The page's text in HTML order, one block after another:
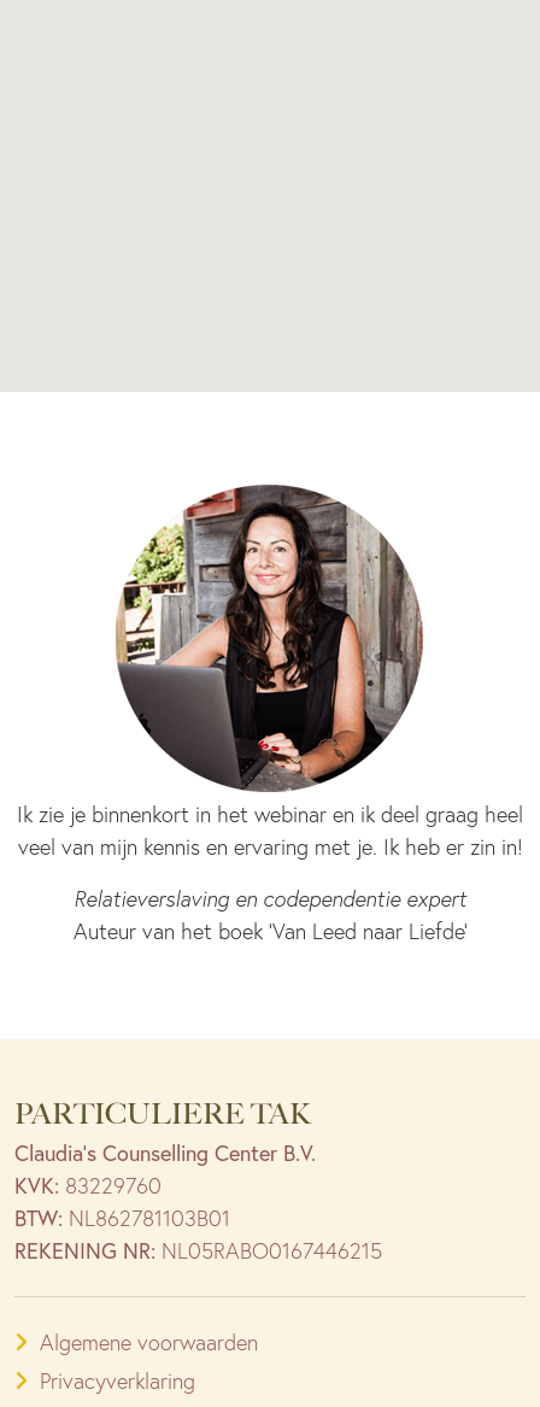
Ik zie je binnenkort in het webinar en ik deel graag heel
veel van mijn kennis en ervaring met je. Ik heb er zin in!
Relatieverslaving en codependentie expert
Auteur van het boek ‘Van Leed naar Liefde’
PARTICULIERE TAK
Claudia’s Counselling Center B.V.
KVK: 83229760
BTW: NL862781103B01
REKENING NR: NL05RABO0167446215
Algemene voorwaarden
Privacyverklaring